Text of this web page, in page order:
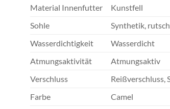
Material Innenfutter
Kunstfell
Sohle
Synthetik,
Wasserdichtigkeit
Wasserdicht
Atmungsaktivität
Atmungsaktiv
Verschluss
Reißverschluss,
Farbe
Camel